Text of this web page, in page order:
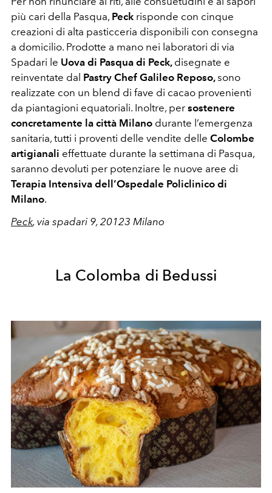
più cari della Pasqua, Peck risponde con cinque
creazioni di alta pasticceria disponibili con consegna
a domicilio. Prodotte a mano nei laboratori di via
Spadari le Uova di Pasqua di Peck, disegnate e
reinventate dal Pastry Chef Galileo Reposo,sono
realizzate con un blend di fave di cacao provenienti
da piantagioni equatoriali. Inoltre, per sostenere
concretamente la città Milano durante l’emergenza
sanitaria, tutti i proventi delle vendite delle Colombe
artigianali effettuate durante la settimana di Pasqua,
saranno devoluti per potenziare le nuove aree di
Terapia Intensiva dell’Ospedale Policlinico di
Milano.
Peck, via spadari 9, 20123 Milano
La Colomba di Bedussi